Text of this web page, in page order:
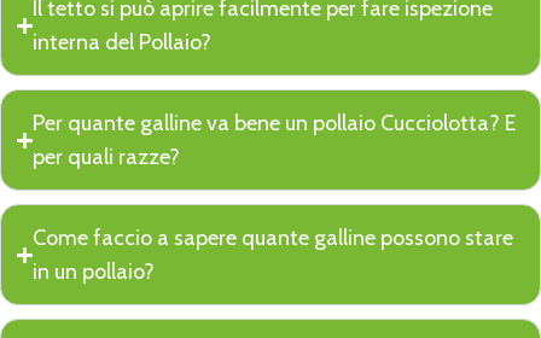
Il tetto si può aprire facilmente per fare ispezione
interna del Pollaio?
Per quante galline va bene un pollaio Cucciolotta? E
per quali razze?
Come faccio a sapere quante galline possono stare
in un pollaio?